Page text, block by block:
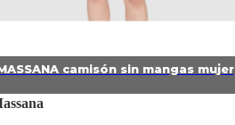
camisón sin mangas mujer